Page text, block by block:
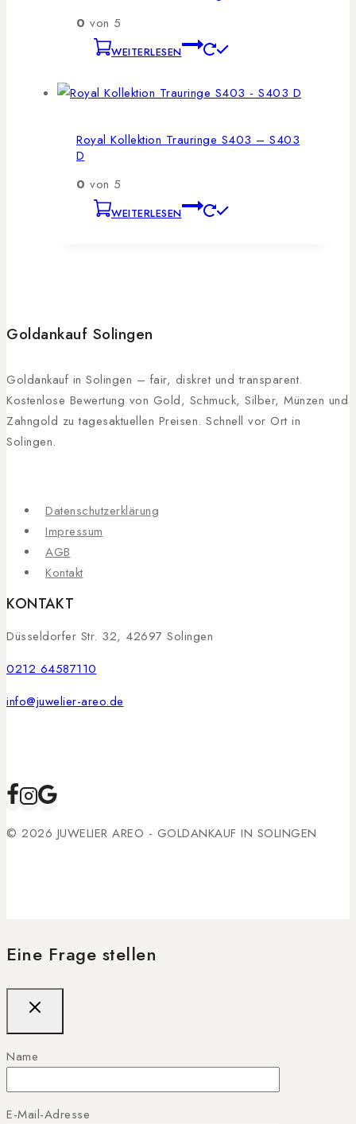
0 von 5
WEITERLESEN
Royal Kollektion Trauringe S403 – S403
D
0 von 5
WEITERLESEN
Goldankauf Solingen
Goldankauf in Solingen – fair, diskret und transparent.
Kostenlose Bewertung von Gold, Schmuck, Silber, Münzen und
Zahngold zu tagesaktuellen Preisen. Schnell vor Ort in
Solingen.
Datenschutzerklärung
Impressum
AGB
Kontakt
KONTAKT
Düsseldorfer Str. 32, 42697 Solingen
0212 64587110
info@juwelier-areo.de
© 2026 JUWELIER AREO - GOLDANKAUF IN SOLINGEN
Eine Frage stellen
Name
E-Mail-Adresse